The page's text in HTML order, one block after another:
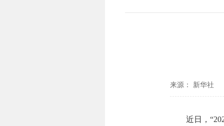
来源： 新华社
近日，“2025